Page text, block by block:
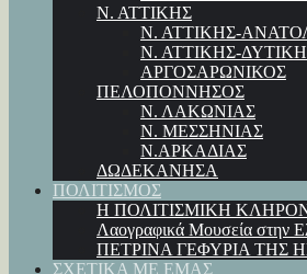
Ν. ΑΤΤΙΚΗΣ
Ν. ΑΤΤΙΚΗΣ-
Ν. ΑΤΤΙΚΗΣ-
ΑΡΓΟΣΑΡΩΝΙΚΟΣ
ΠΕΛΟΠΟΝΝΗΣΟΣ
Ν. ΛΑΚΩΝΙΑΣ
Ν. ΜΕΣΣΗΝΙΑΣ
Ν.ΑΡΚΑΔΙΑΣ
ΔΩΔΕΚΑΝΗΣΑ
ΠΟΛΙΤΙΣΜΟΣ
Η ΠΟΛΙΤΙΣΜΙΚΗ
Λαογραφικά Μουσεία στην
ΠΕΤΡΙΝΑ ΓΕΦΥΡΙΑ ΤΗΣ
ΣΧΕΤΙΚΑ ΜΕ ΕΜΑΣ